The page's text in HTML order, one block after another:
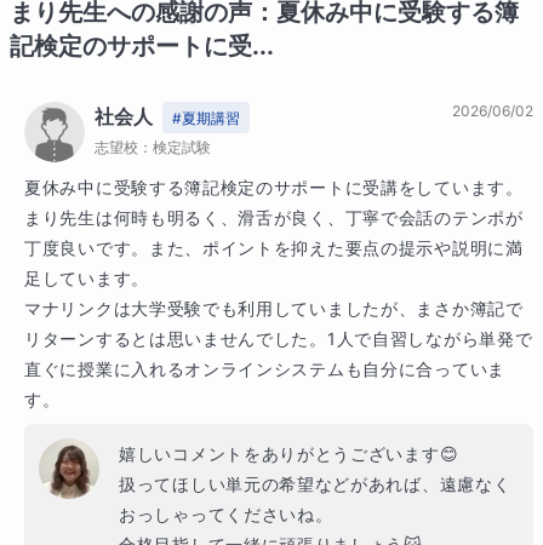
まり 先生への感謝の声： 夏休み中に受験する簿
記検定のサポートに受...
社会人 #夏期講習
志望校： 検定試験
2026/06/02
夏休み中に受験する簿記検定のサポートに受講をしています。
まり先生は何時も明るく、滑舌が良く、丁寧で会話のテンポが
丁度良いです。また、ポイントを抑えた要点の提示や説明に満
足しています。
マナリンクは大学受験でも利用していましたが、まさか簿記で
リターンするとは思いませんでした。1人で自習しながら単発で
直ぐに授業に入れるオンラインシステムも自分に合っていま
す。
嬉しいコメントをありがとうございます😊
扱ってほしい単元の希望などがあれば、遠慮なく
おっしゃってくださいね。